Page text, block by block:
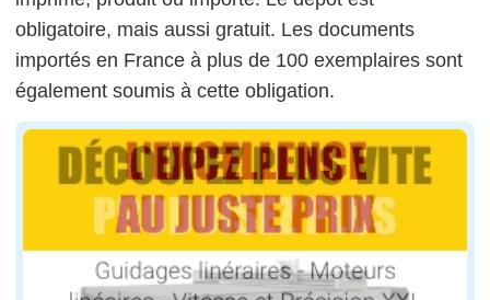
obligatoire, mais aussi gratuit. Les documents
importés en France à plus de 100 exemplaires sont
également soumis à cette obligation.